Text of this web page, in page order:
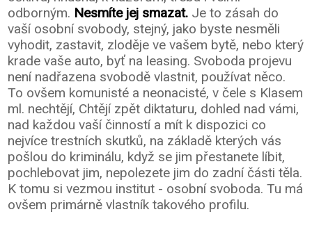
odborným. Nesmíte jej smazat. Je to zásah do
vaší osobní svobody, stejný, jako byste nesměli
vyhodit, zastavit, zloděje ve vašem bytě, nebo který
krade vaše auto, byť na leasing. Svoboda projevu
není nadřazena svobodě vlastnit, používat něco.
To ovšem komunisté a neonacisté, v čele s Klasem
ml. nechtějí, Chtějí zpět diktaturu, dohled nad vámi,
nad každou vaší činností a mít k dispozici co
nejvíce trestních skutků, na základě kterých vás
pošlou do kriminálu, když se jim přestanete líbit,
pochlebovat jim, nepolezete jim do zadní části těla.
K tomu si vezmou institut - osobní svoboda. Tu má
ovšem primárně vlastník takového profilu.